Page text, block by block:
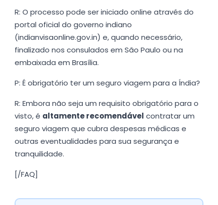
R: O processo pode ser iniciado online através do
portal oficial do governo indiano
(indianvisaonline.gov.in) e, quando necessário,
finalizado nos consulados em São Paulo ou na
embaixada em Brasília.
P: É obrigatório ter um seguro viagem para a Índia?
R: Embora não seja um requisito obrigatório para o
visto, é altamente recomendável contratar um
seguro viagem que cubra despesas médicas e
outras eventualidades para sua segurança e
tranquilidade.
[/FAQ]